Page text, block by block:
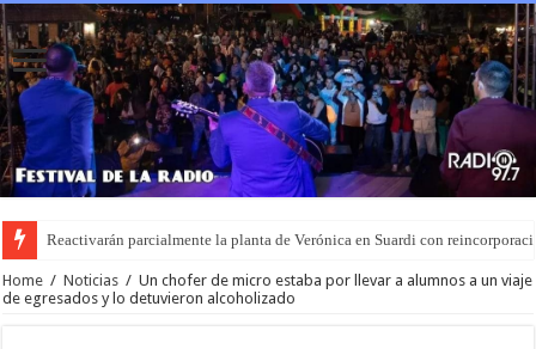
Reactivarán parcialmente la planta de Verónica en Suardi con
Home / Noticias / Un chofer de micro estaba por llevar a alumnos a un viaje
de egresados y lo detuvieron alcoholizado